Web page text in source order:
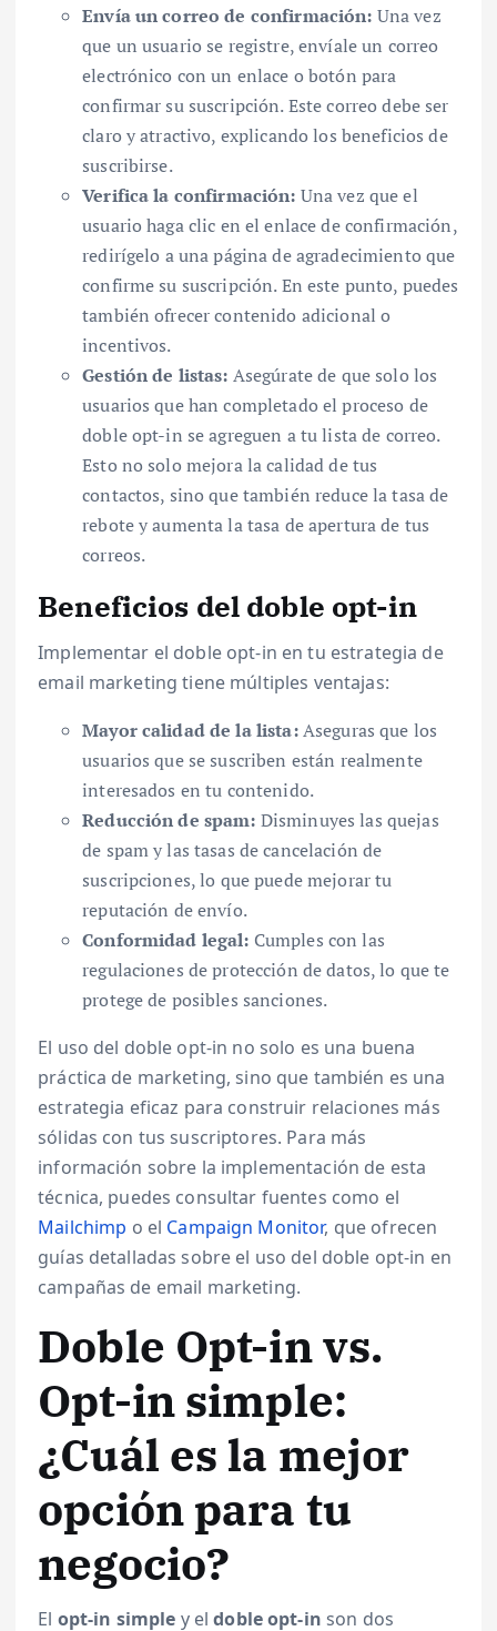
Envía un correo de confirmación: Una vez
que un usuario se registre, envíale un correo
electrónico con un enlace o botón para
confirmar su suscripción. Este correo debe ser
claro y atractivo, explicando los beneficios de
suscribirse.
Verifica la confirmación: Una vez que el
usuario haga clic en el enlace de confirmación,
redirígelo a una página de agradecimiento que
confirme su suscripción. En este punto, puedes
también ofrecer contenido adicional o
incentivos.
Gestión de listas: Asegúrate de que solo los
usuarios que han completado el proceso de
doble opt-in se agreguen a tu lista de correo.
Esto no solo mejora la calidad de tus
contactos, sino que también reduce la tasa de
rebote y aumenta la tasa de apertura de tus
correos.
Beneficios del doble opt-in
Implementar el doble opt-in en tu estrategia de
email marketing tiene múltiples ventajas:
Mayor calidad de la lista:Aseguras que los
usuarios que se suscriben están realmente
interesados en tu contenido.
Reducción de spam: Disminuyes las quejas
de spam y las tasas de cancelación de
suscripciones, lo que puede mejorar tu
reputación de envío.
Conformidad legal: Cumples con las
regulaciones de protección de datos, lo que te
protege de posibles sanciones.
El uso del doble opt-in no solo es una buena
práctica de marketing, sino que también es una
estrategia eficaz para construir relaciones más
sólidas con tus suscriptores. Para más
información sobre la implementación de esta
técnica, puedes consultar fuentes como el
Mailchimp o el Campaign Monitor, que ofrecen
guías detalladas sobre el uso del doble opt-in en
campañas de email marketing.
Doble Opt-in vs.
Opt-in simple:
¿Cuál es la mejor
opción para tu
negocio?
El opt-in simple y eldoble opt-in son dos